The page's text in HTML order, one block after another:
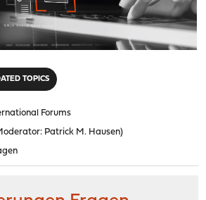
TOPICS
Forums
Patrick M. Hausen)